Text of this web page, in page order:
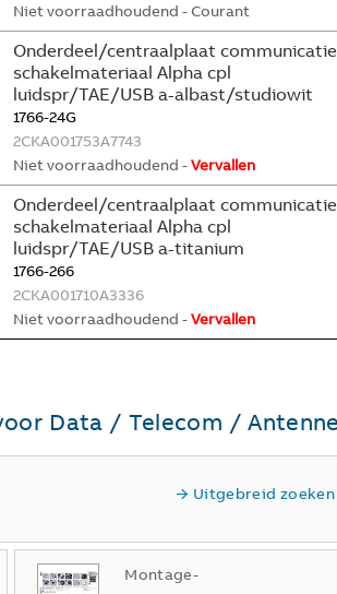
Niet voorraadhoudend - Courant
Onderdeel/centraalplaat
schakelmateriaal Alpha cpl
luidspr/TAE/USB a-albast/studiowit
1766-24G
2CKA001753A7743
Niet voorraadhoudend -Vervallen
Onderdeel/centraalplaat
schakelmateriaal Alpha cpl
luidspr/TAE/USB a-titanium
1766-266
2CKA001710A3336
Niet voorraadhoudend -Vervallen
Data / Telecom /
Uitgebreid zoeken
Montage-